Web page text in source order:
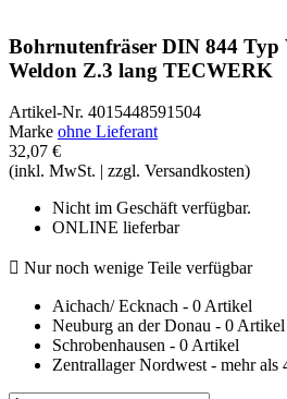
Bohrnutenfräser DIN 844 Typ
Weldon Z.3 lang TECWERK
Artikel-Nr. 4015448591504
Marke ohne Lieferant
32,07 €
(inkl. MwSt. | zzgl. Versandkosten)
Nicht im Geschäft verfügbar.
ONLINE lieferbar
 Nur noch wenige Teile verfügbar
Aichach/ Ecknach - 0 Artikel
Neuburg an der Donau - 0 Artikel
Schrobenhausen - 0 Artikel
Zentrallager Nordwest - mehr als